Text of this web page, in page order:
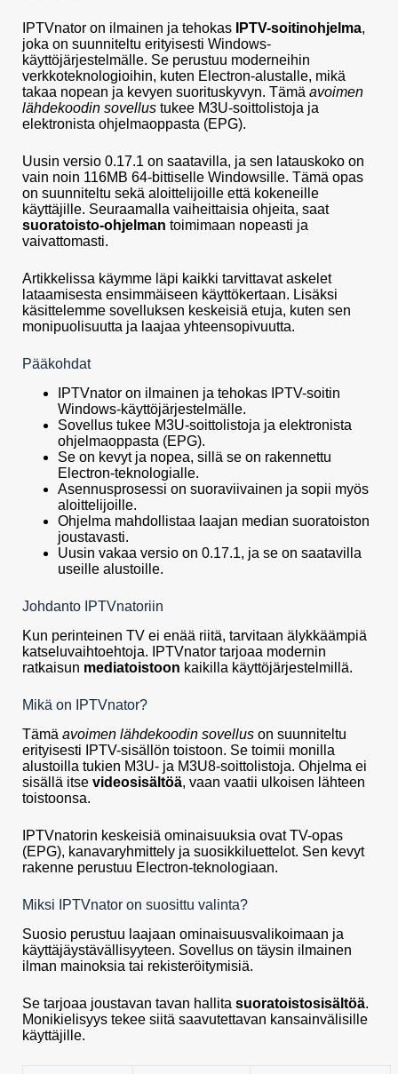
IPTVnator on ilmainen ja tehokas IPTV-soitinohjelma,
joka on suunniteltu erityisesti Windows-
käyttöjärjestelmälle. Se perustuu moderneihin
verkkoteknologioihin, kuten Electron-alustalle, mikä
takaa nopean ja kevyen suorituskyvyn. Tämä avoimen
lähdekoodin sovellus tukee M3U-soittolistoja ja
elektronista ohjelmaoppasta (EPG).
Uusin versio 0.17.1 on saatavilla, ja sen latauskoko on
vain noin 116MB 64-bittiselle Windowsille. Tämä opas
on suunniteltu sekä aloittelijoille että kokeneille
käyttäjille. Seuraamalla vaiheittaisia ohjeita, saat
suoratoisto-ohjelman toimimaan nopeasti ja
vaivattomasti.
Artikkelissa käymme läpi kaikki tarvittavat askelet
lataamisesta ensimmäiseen käyttökertaan. Lisäksi
käsittelemme sovelluksen keskeisiä etuja, kuten sen
monipuolisuutta ja laajaa yhteensopivuutta.
Pääkohdat
IPTVnator on ilmainen ja tehokas IPTV-soitin
Windows-käyttöjärjestelmälle.
Sovellus tukee M3U-soittolistoja ja elektronista
ohjelmaoppasta (EPG).
Se on kevyt ja nopea, sillä se on rakennettu
Electron-teknologialle.
Asennusprosessi on suoraviivainen ja sopii myös
aloittelijoille.
Ohjelma mahdollistaa laajan median suoratoiston
joustavasti.
Uusin vakaa versio on 0.17.1, ja se on saatavilla
useille alustoille.
Johdanto IPTVnatoriin
Kun perinteinen TV ei enää riitä, tarvitaan älykkäämpiä
katseluvaihtoehtoja. IPTVnator tarjoaa modernin
ratkaisun mediatoistoon kaikilla käyttöjärjestelmillä.
Mikä on IPTVnator?
Tämä avoimen lähdekoodin sovellus on suunniteltu
erityisesti IPTV-sisällön toistoon. Se toimii monilla
alustoilla tukien M3U- ja M3U8-soittolistoja. Ohjelma ei
sisällä itse videosisältöä, vaan vaatii ulkoisen lähteen
toistoonsa.
IPTVnatorin keskeisiä ominaisuuksia ovat TV-opas
(EPG), kanavaryhmittely ja suosikkiluettelot. Sen kevyt
rakenne perustuu Electron-teknologiaan.
Miksi IPTVnator on suosittu valinta?
Suosio perustuu laajaan ominaisuusvalikoimaan ja
käyttäjäystävällisyyteen. Sovellus on täysin ilmainen
ilman mainoksia tai rekisteröitymisiä.
Se tarjoaa joustavan tavan hallita suoratoistosisältöä.
Monikielisyys tekee siitä saavutettavan kansainvälisille
käyttäjille.